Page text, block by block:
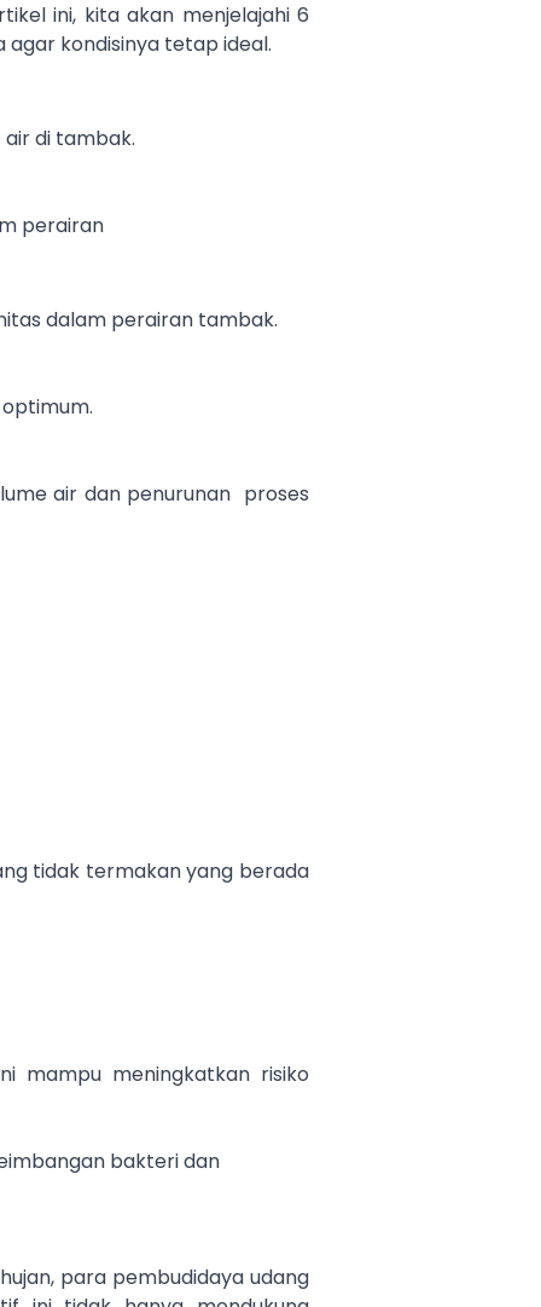
ini, kita akan menjelajahi 6
kondisinya tetap ideal.
di tambak.
perairan
dalam perairan tambak.
air dan penurunan proses
tidak termakan yang berada
mampu meningkatkan risiko
bakteri dan
para pembudidaya udang